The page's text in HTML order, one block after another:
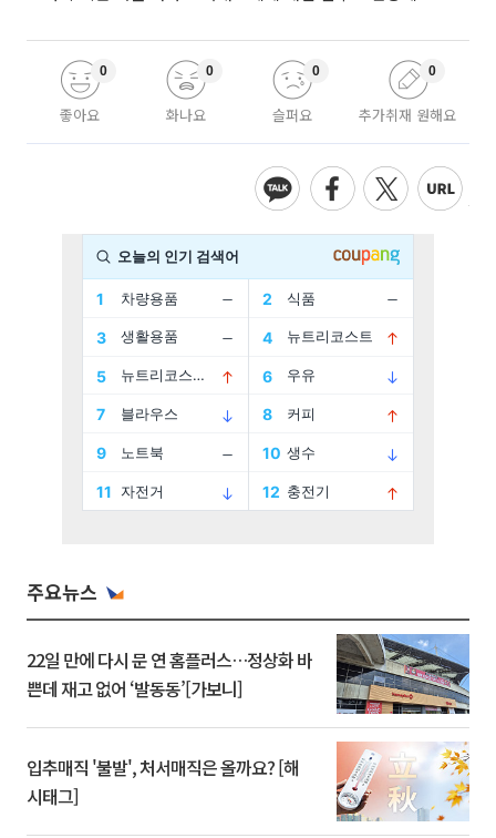
좋아요
0
화나요
0
슬퍼요
0
추가취재 원해요
0
주요뉴스
22일 만에 다시 문 연 홈플러스…정상화 바
쁜데 재고 없어 ‘발동동’[가보니]
입추매직 '불발', 처서매직은 올까요? [해
시태그]